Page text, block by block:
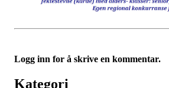
Logg inn for å skrive en kommentar.
Kategori